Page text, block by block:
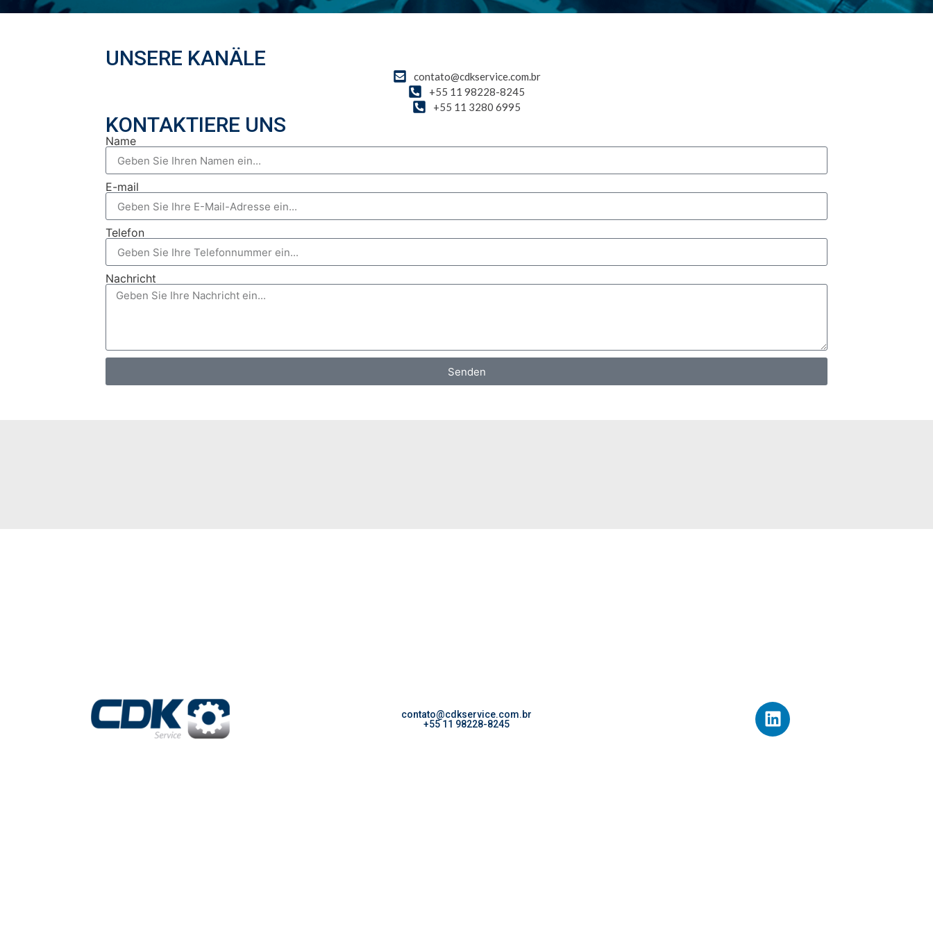
UNSERE KANÄLE
contato@cdkservice.com.br
+55 11 98228-8245
+55 11 3280 6995
KONTAKTIERE UNS
Name
E-mail
Telefon
Nachricht
Senden
contato@cdkservice.com.br
+55 11 98228-8245